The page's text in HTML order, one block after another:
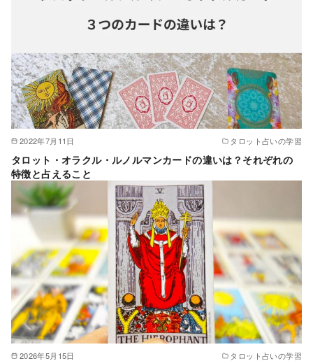
2022年7月11日 タロット占いの学習
タロット・オラクル・ルノルマンカードの違いは？それぞれの
特徴と占えること
2026年5月15日 タロット占いの学習